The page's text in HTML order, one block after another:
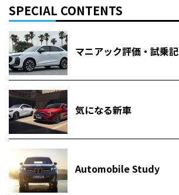
SPECIAL CONTENTS
マニアック評価・試乗記
気になる新車
Automobile Study